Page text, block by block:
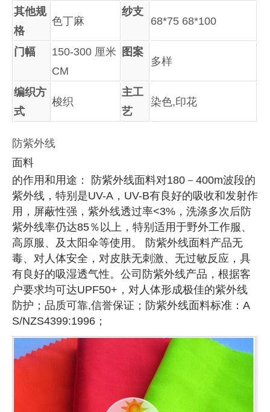
其他规
格
色丁麻
纱支
68*75 68*100
门幅
150-300 厘米
CM
图案
多样
编织方
式
梭织
主工
艺
染色,印花
防紫外线
面料
的作用和用途： 防紫外线面料对180－400m波段的
紫外线，特别是UV-A，UV-B有良好的吸收和发射作
用，屏蔽性强，紫外线透过率<3%，洗涤多次后防
紫外线率仍达85％以上，特别适用于野外工作服、
高原服、及太阳伞等使用。 防紫外线面料产品无
毒、对人体安全，对皮肤无刺激、无过敏反应，具
有良好的吸湿透气性。公司防紫外线产品，根据客
户要求均可达UPF50+，对人体形成极佳的紫外线
防护；品质可靠,信誉保证；防紫外线面料标准：A
S/NZS4399:1996；